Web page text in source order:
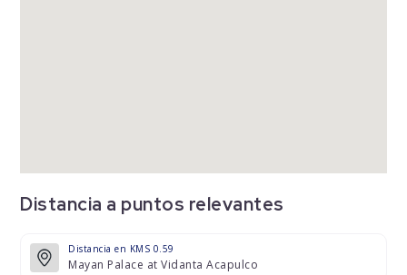
Distancia a puntos relevantes
Distancia en KMS 0.59
Mayan Palace at Vidanta Acapulco